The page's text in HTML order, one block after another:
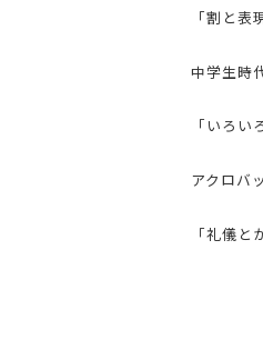
「割と
中学生時
「いろ
アクロバ
「礼儀